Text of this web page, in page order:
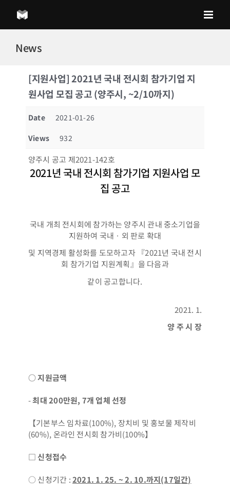
content
News
[지원사업] 2021년 국내 전시회 참가기업 지
원사업 모집 공고 (양주시, ~2/10까지)
Date
2021-01-26
Views
932
양주시 공고 제2021-142호
2021년 국내 전시회 참가기업 지원사업 모
집 공고
국내 개최 전시회에 참가하는 양주시 관내 중소기업을
지원하여 국내ㆍ외 판로 확대
및 지역경제 활성화를 도모하고자 『2021년 국내 전시
회 참가기업 지원계획』을 다음과
같이 공고합니다.
2021. 1.
양 주 시 장
○ 지원금액
-최대 200만원, 7개 업체 선정
【기본부스 임차료(100%), 장치비 및 홍보물 제작비
(60%), 온라인 전시회 참가비(100%】
□ 신청접수
○ 신청기간 :2021. 1. 25. ~ 2. 10.까지(17일간)